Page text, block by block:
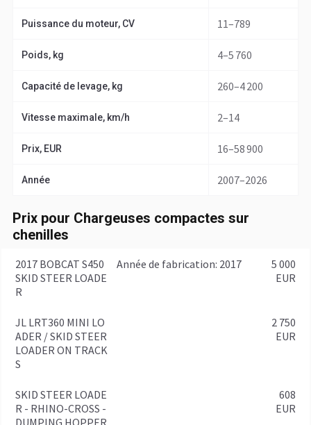
Puissance du moteur, CV 11–789
Poids, kg 4–5 760
Capacité de levage, kg 260–4 200
Vitesse maximale, km/h 2–14
Prix, EUR 16–58 900
Année 2007–2026
Prix pour Chargeuses compactes sur
chenilles
2017 BOBCAT S450
SKID STEER LOADE
R
année de fabrication: 2017
5 000
EUR
JL LRT360 MINI LO
ADER / SKID STEER
LOADER ON TRACK
S
2 750
EUR
SKID STEER LOADE
R - RHINO-CROSS -
DUMPING HOPPER
608
EUR